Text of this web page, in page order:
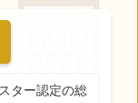
ター認定の総